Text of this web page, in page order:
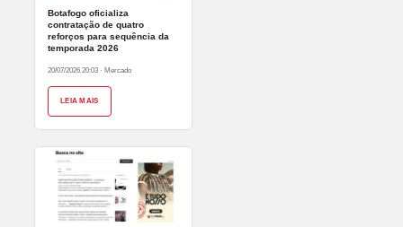
Botafogo oficializa
contratação de quatro
reforços para sequência da
temporada 2026
20/07/2026 20:03 · Mercado
LEIA MAIS